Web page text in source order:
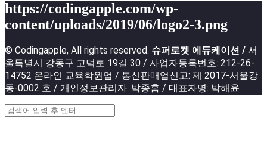
https://codingapple.com/wp-
content/uploads/2019/06/logo2-3.png
© Codingapple, All rights reserved. 슈퍼로켓 에듀케이션 / 서
울특별시 강동구 고덕로 19길 30 / 사업자등록번호: 212-26-
14752 온라인 교육학원업 / 통신판매업신고: 제 2017-서울강
동-0002 호 / 개인정보관리자: 박종흠 / 대표자명: 박해윤